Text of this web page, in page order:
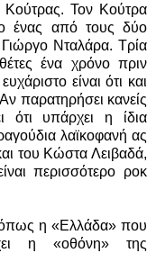
Κούτρας. Τον Κούτρα
ένας από τους δύο
Νταλάρα. Τρία
ένα χρόνο πριν
είναι ότι και
παρατηρήσει κανείς
ότι υπάρχει η ίδια
λαϊκοφανή ας
του Κώστα Λειβαδά,
περισσότερο ροκ
όπως η «Ελλάδα» που
η «οθόνη» της